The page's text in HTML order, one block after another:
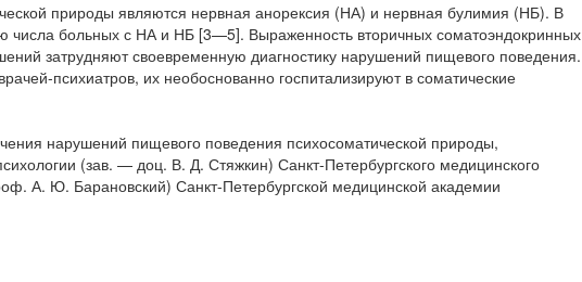
природы являются нервная анорексия (НА) и нервная булимия (НБ). В
числа больных с НА и НБ [3—5]. Выраженность вторичных соматоэндокринных
затрудняют своевременную диагностику нарушений пищевого поведения.
психиатров, их необоснованно госпитализируют в соматические
нарушений пищевого поведения психосоматической природы,
(зав. — доц. В. Д. Стяжкин) Санкт-Петербургского медицинского
А. Ю. Барановский) Санкт-Петербургской медицинской академии